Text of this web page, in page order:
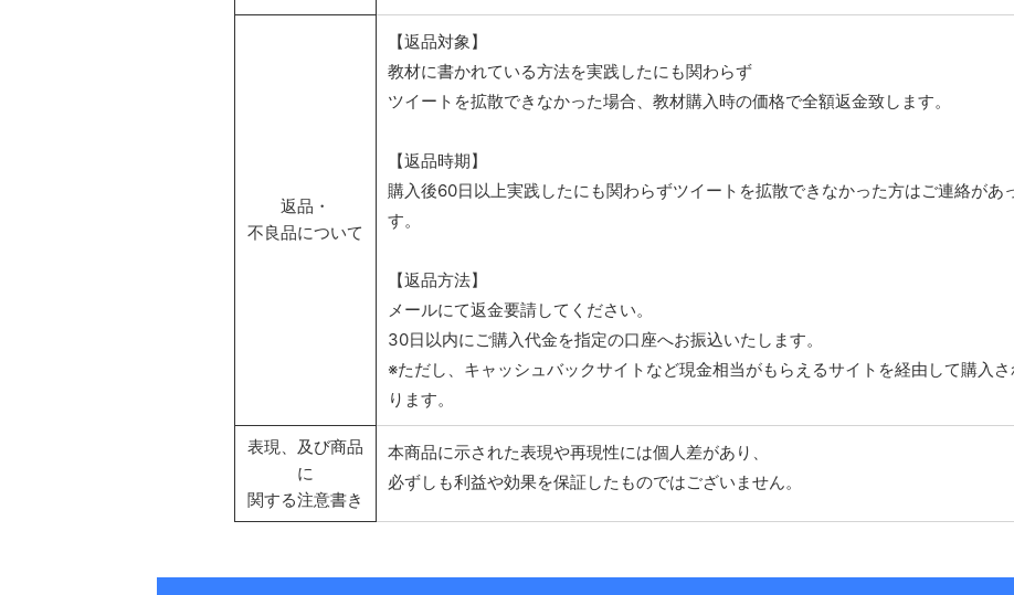
返品・
不良品について
【返品対象】
教材に書かれている方法を実践したにも関わらず
ツイートを拡散できなかった場合、教材購入時の価格で全額返金致します。
【返品時期】
購入後60日以上実践したにも関わらずツイートを拡散できなかった方はご連絡があ
す。
【返品方法】
メールにて返金要請してください。
30日以内にご購入代金を指定の口座へお振込いたします。
※ただし、キャッシュバックサイトなど現金相当がもらえるサイトを経由して購入
ります。
表現、及び商品
に
関する注意書き
本商品に示された表現や再現性には個人差があり、
必ずしも利益や効果を保証したものではございません。